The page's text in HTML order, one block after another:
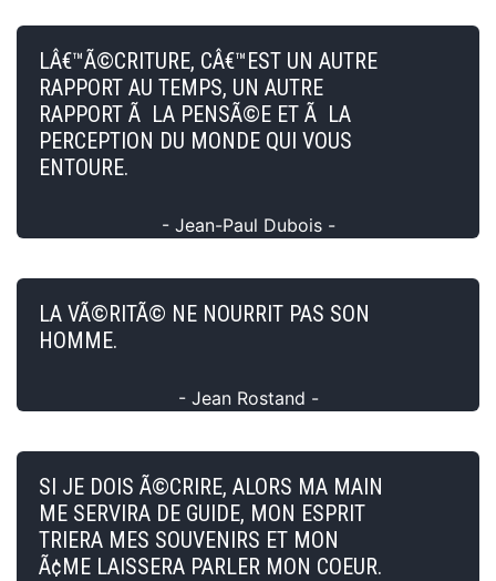
LÂ€™Ã©CRITURE, CÂ€™EST UN AUTRE
RAPPORT AU TEMPS, UN AUTRE
RAPPORT Ã LA PENSÃ©E ET Ã LA
PERCEPTION DU MONDE QUI VOUS
ENTOURE.
- Jean-Paul Dubois -
LA VÃ©RITÃ© NE NOURRIT PAS SON
HOMME.
- Jean Rostand -
SI JE DOIS Ã©CRIRE, ALORS MA MAIN
ME SERVIRA DE GUIDE, MON ESPRIT
TRIERA MES SOUVENIRS ET MON
Ã¢ME LAISSERA PARLER MON COEUR.